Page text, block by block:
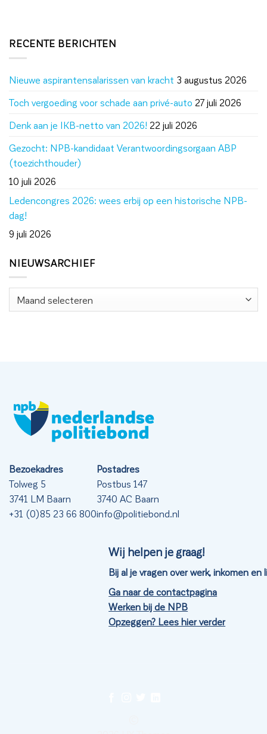
RECENTE BERICHTEN
Nieuwe aspirantensalarissen van kracht 3 augustus 2026
Toch vergoeding voor schade aan privé-auto 27 juli 2026
Denk aan je IKB-netto van 2026! 22 juli 2026
Gezocht: NPB-kandidaat Verantwoordingsorgaan ABP
(toezichthouder)
10 juli 2026
Ledencongres 2026: wees erbij op een historische NPB-
dag!
9 juli 2026
NIEUWSARCHIEF
Nieuwsarchief
Bezoekadres
Tolweg 5
3741 LM Baarn
+31 (0)85 23 66 800
Postadres
Postbus 147
3740 AC Baarn
info@politiebond.nl
Wij helpen je graag!
Bij al je vragen over werk, inkomen en
Ga naar de contactpagina
Werken bij de NPB
Opzeggen? Lees hier verder